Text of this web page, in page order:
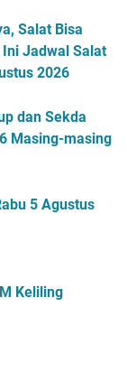
Salat Bisa
Jadwal Salat
2026
dan Sekda
Masing-masing
5 Agustus
Keliling